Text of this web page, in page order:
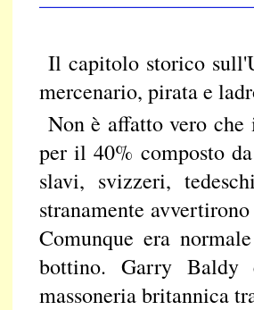
Il capitolo storico
mercenario, pirata e
Non è affatto vero
per il 40% composto
slavi, svizzeri,
stranamente
Comunque era
bottino. Garry Baldy
massoneria britannica